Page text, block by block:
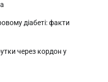
діабеті: факти
через кордон у